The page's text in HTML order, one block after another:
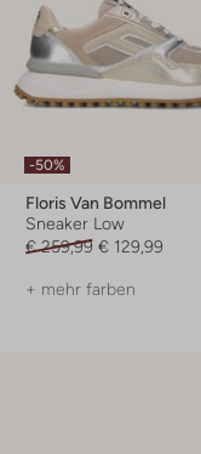
-50%
Floris Van Bommel
Sneaker Low
€ 259,99 € 129,99
+ mehr farben